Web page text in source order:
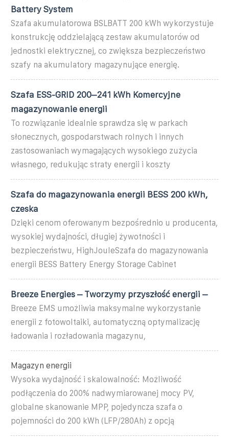
Battery System
Szafa akumulatorowa BSLBATT 200 kWh wykorzystuje
konstrukcję oddzielającą zestaw akumulatorów od
jednostki elektrycznej, co zwiększa bezpieczeństwo
szafy na akumulatory magazynujące energię.
Szafa ESS-GRID 200–241 kWh Komercyjne
magazynowanie energii
To rozwiązanie idealnie sprawdza się w parkach
słonecznych, gospodarstwach rolnych i innych
zastosowaniach wymagających wysokiego zużycia
własnego, redukując straty energii i koszty
Szafa do magazynowania energii BESS 200 kWh,
czeska
Dzięki cenom oferowanym bezpośrednio u producenta,
wysokiej wydajności, długiej żywotności i
bezpieczeństwu, HighJouleSzafa do magazynowania
energii BESS Battery Energy Storage Cabinet
Breeze Energies – Tworzymy przyszłość energii –
Breeze EMS umożliwia maksymalne wykorzystanie
energii z fotowoltaiki, automatyczną optymalizację
ładowania i rozładowania magazynu,
Magazyn energii
Wysoka wydajność i skalowalność: Możliwość
podłączenia do 200% nadwymiarowanej mocy PV,
globalne skanowanie MPP, pojedyncza szafa o
pojemności do 200 kWh (LFP/280Ah) z opcją